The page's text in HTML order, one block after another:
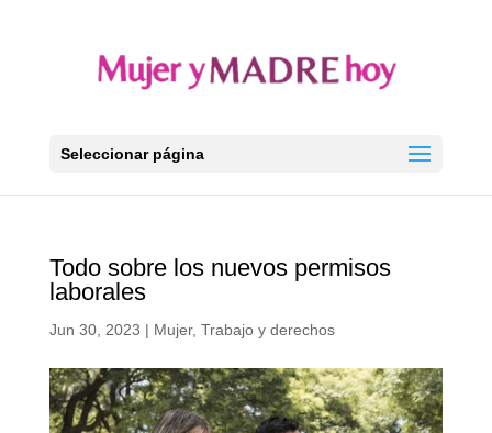
Seleccionar página
Todo sobre los nuevos permisos
laborales
Jun 30, 2023 | Mujer, Trabajo y derechos